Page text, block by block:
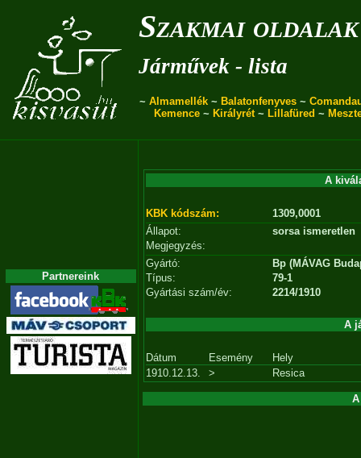
Szakmai oldalak
Járművek - lista
~ Almamellék ~ Balatonfenyves ~
Kemence ~ Királyrét~ Lillafüred ~
Partnereink
A
KBK kódszám:
1309,0001
Állapot:
sorsa ismeretlen
Megjegyzés:
Gyártó:
Bp (MÁVAG
Típus:
79-1
Gyártási szám/év:
2214/1910
A
Dátum Esemény
Hely
1910.12.13.
> Resica